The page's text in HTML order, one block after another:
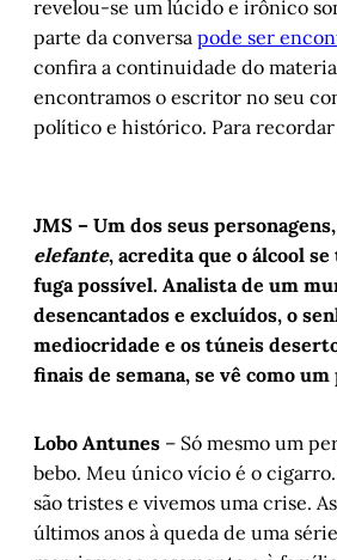
revelou-se um lúcido e irônico
parte da conversa pode ser
confira a continuidade do
encontramos o escritor no seu
político e histórico. Para
JMS – Um dos seus
elefante, acredita que o álcool
fuga possível. Analista de um
desencantados e excluídos, o
mediocridade e os túneis
finais de semana, se vê como
Lobo Antunes – Só mesmo um
bebo. Meu único vício é o cigarro.
são tristes e vivemos uma crise.
últimos anos à queda de uma